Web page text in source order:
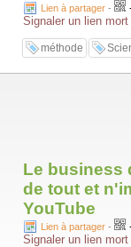
Lien à partager -
Signaler un lien mort
méthode
Le business
de tout et
YouTube
Lien à partager -
Signaler un lien mort